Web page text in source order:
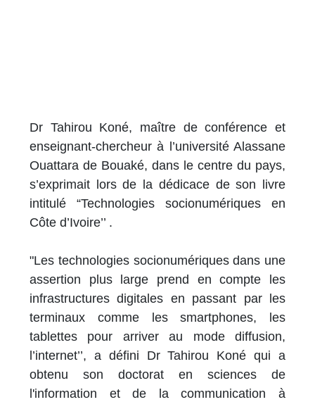
Dr Tahirou Koné, maître de conférence et
enseignant-chercheur à l’université Alassane
Ouattara de Bouaké, dans le centre du pays,
s’exprimait lors de la dédicace de son livre
intitulé “Technologies socionumériques en
Côte d’Ivoire’’ .
"Les technologies socionumériques dans une
assertion plus large prend en compte les
infrastructures digitales en passant par les
terminaux comme les smartphones, les
tablettes pour arriver au mode diffusion,
l’internet’’, a défini Dr Tahirou Koné qui a
obtenu son doctorat en sciences de
l'information et de la communication à